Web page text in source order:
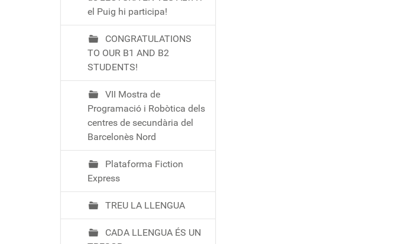
el Puig hi participa!
CONGRATULATIONS
TO OUR B1 AND B2
STUDENTS!
VII Mostra de
Programació i Robòtica dels
centres de secundària del
Barcelonès Nord
Plataforma Fiction
Express
TREU LA LLENGUA
CADA LLENGUA ÉS UN